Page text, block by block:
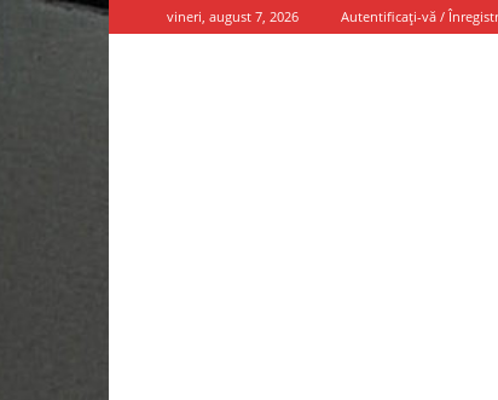
vineri, august 7, 2026 Autentificați-vă /